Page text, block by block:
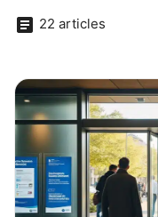
22 articles